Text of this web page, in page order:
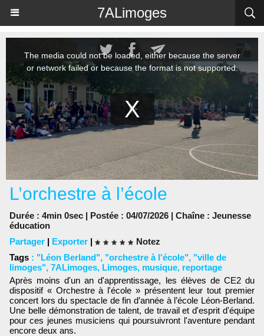
7ALimoges
L’orchestre à l’école
Durée : 4min 0sec | Postée : 04/07/2026 | Chaîne : Jeunesse
éducation
Partager | Exporter |
Notez
Tags : "Léon Berland", "orchestre à l'école", "ville de
limoges", 7ALimoges, Limoges, musique, reportage
Après moins d'un an d'apprentissage, les élèves de CE2 du
dispositif « Orchestre à l'école » présentent leur tout premier
concert lors du spectacle de fin d’année à l’école Léon-Berland.
Une belle démonstration de talent, de travail et d'esprit d'équipe
pour ces jeunes musiciens qui poursuivront l'aventure pendant
encore deux ans.